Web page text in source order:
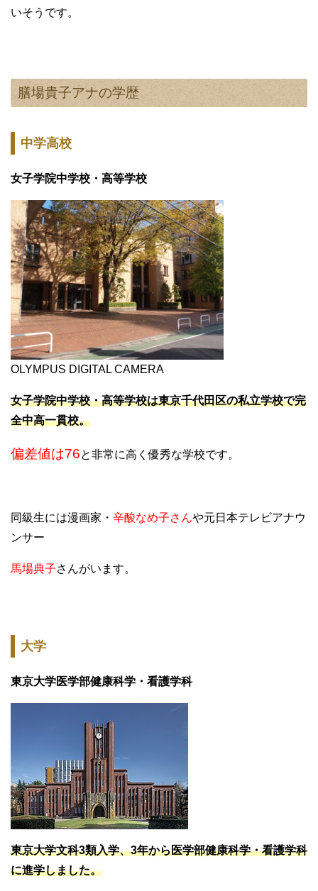
いそうです。
膳場貴子アナの学歴
中学高校
女子学院中学校・高等学校
OLYMPUS DIGITAL CAMERA
女子学院中学校・高等学校は東京千代田区の私立学校で完
全中高一貫校。
偏差値は76と非常に高く優秀な学校です。
同級生には漫画家・ 辛酸なめ子さんや元日本テレビアナウ
ンサー
馬場典子さんがいます。
大学
東京大学医学部健康科学・看護学科
東京大学文科3類入学、3年から医学部健康科学・看護学科
に進学しました。